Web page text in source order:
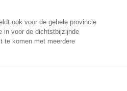
ook voor de gehele provincie
in voor de dichtstbijzijnde
te komen met meerdere